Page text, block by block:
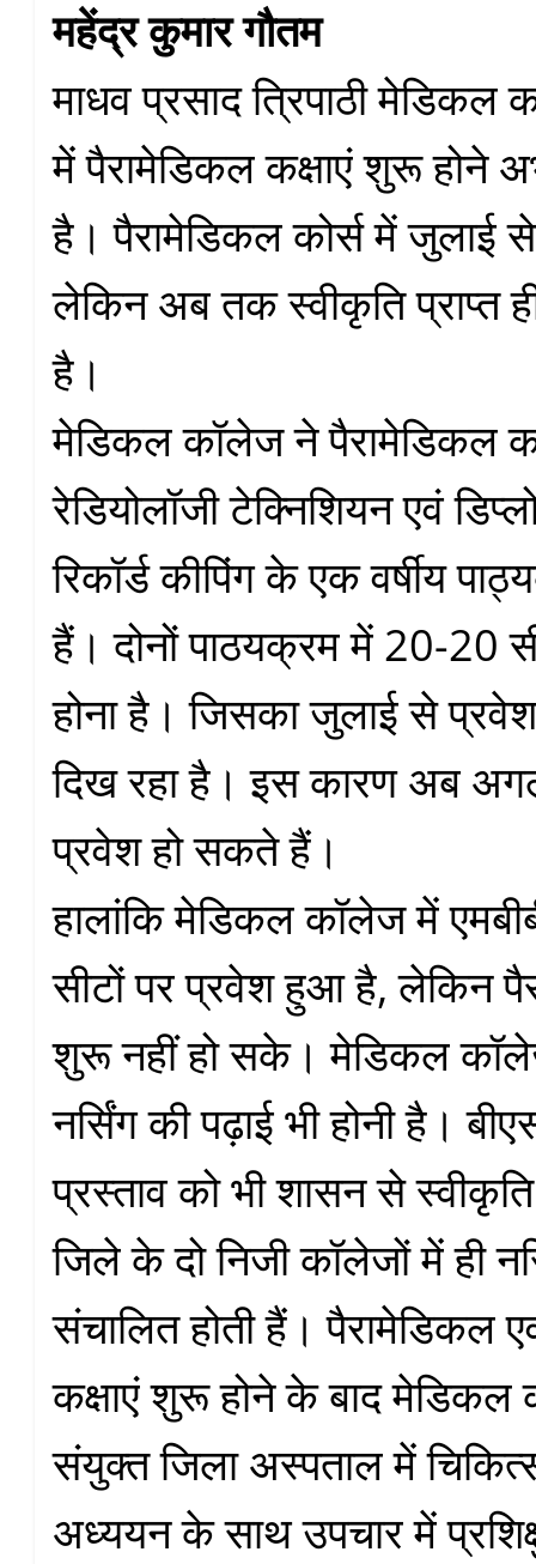
महेंद्र कुमार गौतम
माधव प्रसाद त्रिपाठी मेडिकल
में पैरामेडिकल कक्षाएं शुरू होने
है। पैरामेडिकल कोर्स में जुलाई
लेकिन अब तक स्वीकृति प्राप्त
है।
मेडिकल कॉलेज ने पैरामेडिकल
रेडियोलॉजी टेक्निशियन एवं
रिकॉर्ड कीपिंग के एक वर्षीय
हैं। दोनों पाठयक्रम में 20-20
होना है। जिसका जुलाई से
दिख रहा है। इस कारण अब
प्रवेश हो सकते हैं।
हालांकि मेडिकल कॉलेज में
सीटों पर प्रवेश हुआ है, लेकिन
शुरू नहीं हो सके। मेडिकल
नर्सिंग की पढ़ाई भी होनी है।
प्रस्ताव को भी शासन से
जिले के दो निजी कॉलेजों में ही
संचालित होती हैं। पैरामेडिकल
कक्षाएं शुरू होने के बाद
संयुक्त जिला अस्पताल में
अध्ययन के साथ उपचार में